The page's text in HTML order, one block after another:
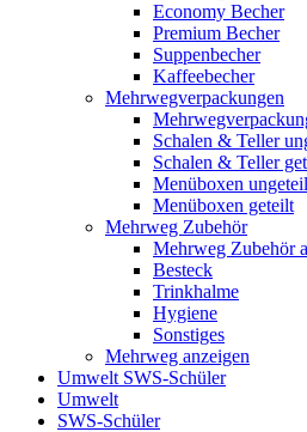
Economy Becher
Premium Becher
Suppenbecher
Kaffeebecher
Mehrwegverpackungen
Schalen & Teller
Schalen & Teller
Menüboxen
Menüboxen geteilt
Mehrweg Zubehör
Mehrweg Zubehör
Besteck
Trinkhalme
Hygiene
Sonstiges
Mehrweg anzeigen
Umwelt SWS-Schüler
Umwelt
SWS-Schüler